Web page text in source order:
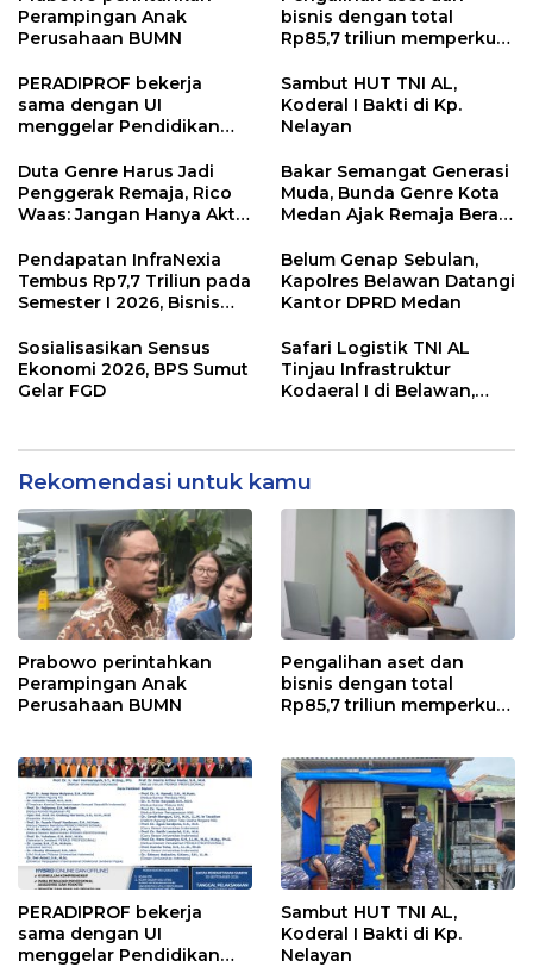
Perampingan Anak
Perusahaan BUMN
bisnis dengan total
Rp85,7 triliun memperkuat
mengembangkan lebih
dari 90% aset jaringan
Telkom
PERADIPROF bekerja
sama dengan UI
menggelar Pendidikan
(PKPA)
Sambut HUT TNI AL,
Koderal I Bakti di Kp.
Nelayan
Duta Genre Harus Jadi
Penggerak Remaja, Rico
Waas: Jangan Hanya Aktif
Bakar Semangat Generasi
Muda, Bunda Genre Kota
Medan Ajak Remaja Berani
Pendapatan InfraNexia
Tembus Rp7,7 Triliun pada
Semester I 2026, Bisnis
Persen
Belum Genap Sebulan,
Kapolres Belawan Datangi
Kantor DPRD Medan
Sosialisasikan Sensus
Ekonomi 2026, BPS Sumut
Gelar FGD
Safari Logistik TNI AL
Tinjau Infrastruktur
Kodaeral I di Belawan,
Rekomendasi untuk kamu
Prabowo perintahkan
Perampingan Anak
Perusahaan BUMN
Pengalihan aset dan
bisnis dengan total
Rp85,7 triliun memperkuat
dari 90% aset jaringan
Telkom
PERADIPROF bekerja
sama dengan UI
menggelar Pendidikan
Sambut HUT TNI AL,
Koderal I Bakti di Kp.
Nelayan